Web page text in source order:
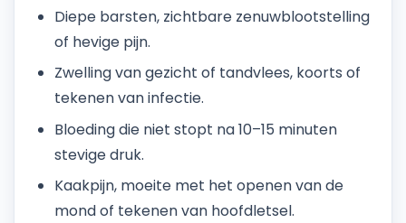
Diepe barsten, zichtbare zenuwblootstelling
of hevige pijn.
Zwelling van gezicht of tandvlees, koorts of
tekenen van infectie.
Bloeding die niet stopt na 10–15 minuten
stevige druk.
Kaakpijn, moeite met het openen van de
mond of tekenen van hoofdletsel.